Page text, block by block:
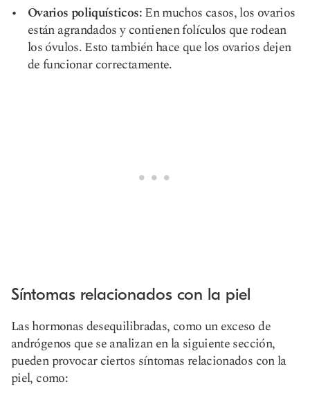
Ovarios poliquísticos:En muchos casos, los ovarios
están agrandados y contienen folículos que rodean
los óvulos. Esto también hace que los ovarios dejen
de funcionar correctamente.
Síntomas relacionados con la piel
Las hormonas desequilibradas, como un exceso de
andrógenos que se analizan en la siguiente sección,
pueden provocar ciertos síntomas relacionados con la
piel, como: